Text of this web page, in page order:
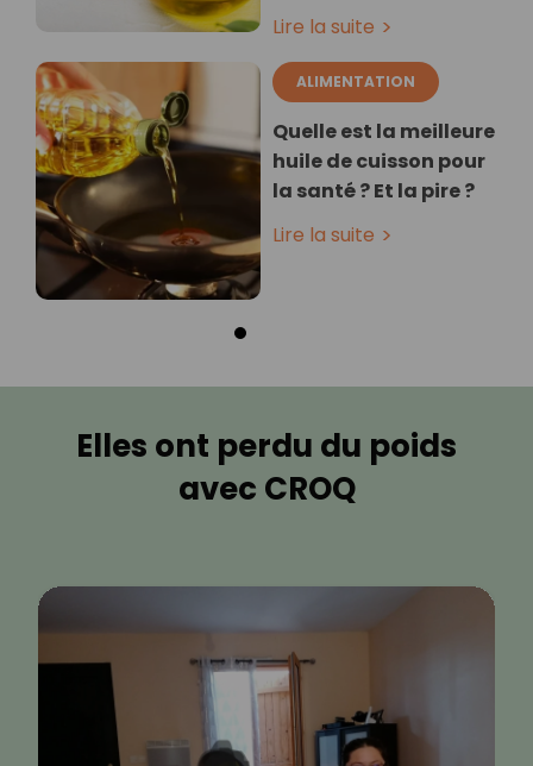
Lire la suite
ALIMENTATION
Quelle est la meilleure
huile de cuisson pour
la santé ? Et la pire ?
Lire la suite
Elles ont perdu du poids
avec CROQ